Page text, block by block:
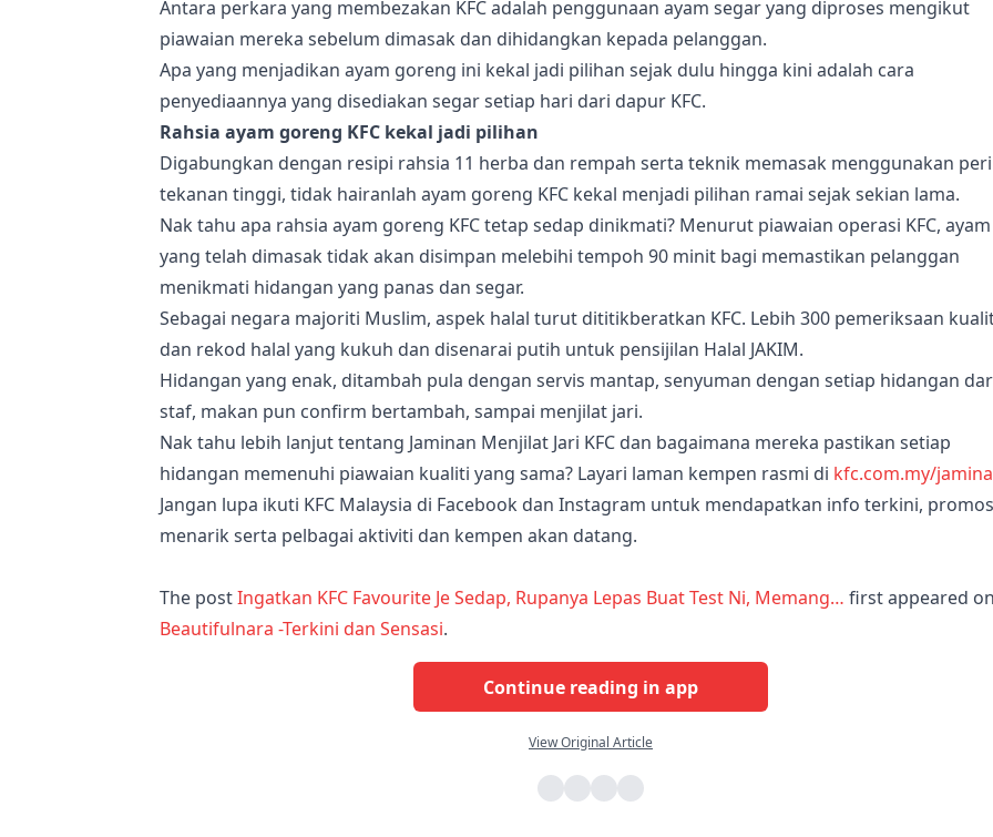
Antara perkara yang membezakan KFC adalah penggunaan ayam segar yang diproses mengikut
piawaian mereka sebelum dimasak dan dihidangkan kepada pelanggan.
Apa yang menjadikan ayam goreng ini kekal jadi pilihan sejak dulu hingga kini adalah cara
penyediaannya yang disediakan segar setiap hari dari dapur KFC.
Rahsia ayam goreng KFC kekal jadi pilihan
Digabungkan dengan resipi rahsia 11 herba dan rempah serta teknik memasak menggunakan
tekanan tinggi, tidak hairanlah ayam goreng KFC kekal menjadi pilihan ramai sejak sekian lama.
Nak tahu apa rahsia ayam goreng KFC tetap sedap dinikmati? Menurut piawaian operasi KFC, ayam
yang telah dimasak tidak akan disimpan melebihi tempoh 90 minit bagi memastikan pelanggan
menikmati hidangan yang panas dan segar.
Sebagai negara majoriti Muslim, aspek halal turut dititikberatkan KFC. Lebih 300 pemeriksaan
dan rekod halal yang kukuh dan disenarai putih untuk pensijilan Halal JAKIM.
Hidangan yang enak, ditambah pula dengan servis mantap, senyuman dengan setiap hidangan
staf, makan pun confirm bertambah, sampai menjilat jari.
Nak tahu lebih lanjut tentang Jaminan Menjilat Jari KFC dan bagaimana mereka pastikan setiap
hidangan memenuhi piawaian kualiti yang sama? Layari laman kempen rasmi di kfc.com.my/
Jangan lupa ikuti KFC Malaysia di Facebook dan Instagram untuk mendapatkan info terkini,
menarik serta pelbagai aktiviti dan kempen akan datang.
The postIngatkan KFC Favourite Je Sedap, Rupanya Lepas Buat Test Ni, Memang… first appeared
Beautifulnara -Terkini dan Sensasi.
Continue reading in app
View Original Article